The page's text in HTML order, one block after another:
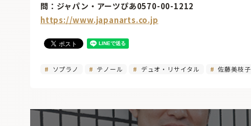
問：ジャパン・アーツぴあ0570-00-1212
https://www.japanarts.co.jp
ソプラノ テノール デュオ・リサイタル 佐藤美枝子